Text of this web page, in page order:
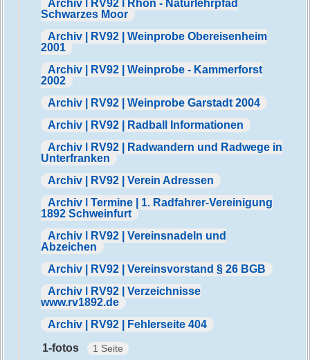
Archiv | RV92 | Rhön - Naturlehrpfad
Schwarzes Moor
Archiv | RV92 | Weinprobe Obereisenheim
2001
Archiv | RV92 | Weinprobe - Kammerforst
2002
Archiv | RV92 | Weinprobe Garstadt 2004
Archiv | RV92 | Radball Informationen
Archiv | RV92 | Radwandern und Radwege in
Unterfranken
Archiv | RV92 | Verein Adressen
Archiv | Termine | 1. Radfahrer-Vereinigung
1892 Schweinfurt
Archiv | RV92 | Vereinsnadeln und
Abzeichen
Archiv | RV92 | Vereinsvorstand § 26 BGB
Archiv | RV92 | Verzeichnisse
www.rv1892.de
Archiv | RV92 | Fehlerseite 404
1-fotos
1 Seite